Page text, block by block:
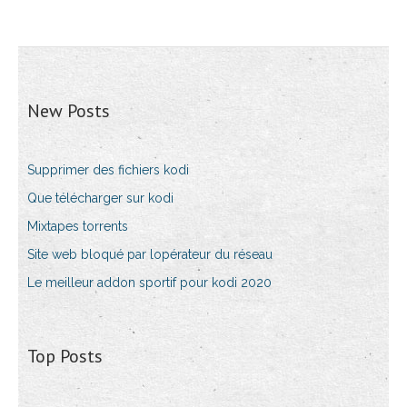
New Posts
Supprimer des fichiers kodi
Que télécharger sur kodi
Mixtapes torrents
Site web bloqué par lopérateur du réseau
Le meilleur addon sportif pour kodi 2020
Top Posts